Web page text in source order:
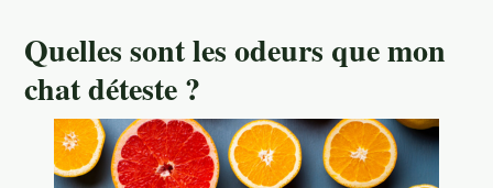
Quelles sont les odeurs que mon
chat déteste ?